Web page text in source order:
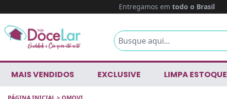
Entregamos em todo o Brasil
MAIS VENDIDOS EXCLUSIVE LIMPA ESTOQUE